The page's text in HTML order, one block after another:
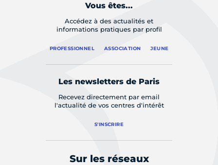
Vous êtes...
Accédez à des actualités et
informations pratiques par profil
PROFESSIONNEL ASSOCIATION JEUNE
Les newsletters de Paris
Recevez directement par email
l'actualité de vos centres d'intérêt
S'INSCRIRE
Sur les réseaux